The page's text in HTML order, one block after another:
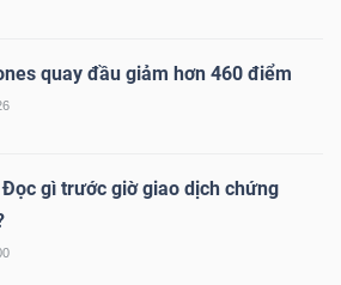
quay đầu giảm hơn 460 điểm
gì trước giờ giao dịch chứng